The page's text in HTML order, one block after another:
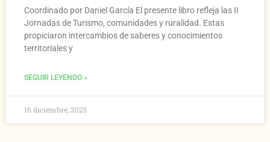
Coordinado por Daniel García El presente libro refleja las II
Jornadas de Turismo, comunidades y ruralidad. Estas
propiciaron intercambios de saberes y conocimientos
territoriales y
SEGUIR LEYENDO »
16 diciembre, 2025